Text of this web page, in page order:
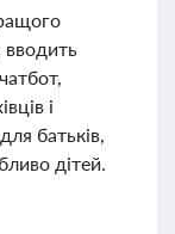
вводить
і
батьків,
дітей.